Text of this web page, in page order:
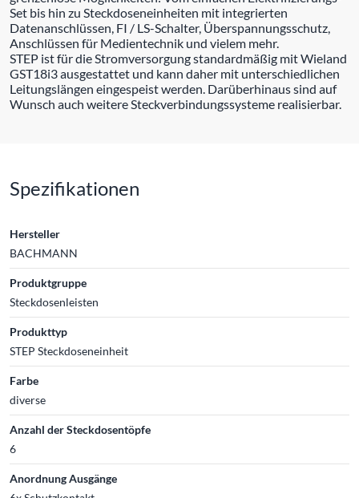
Set bis hin zu Steckdoseneinheiten mit integrierten
Datenanschlüssen, FI / LS-Schalter, Überspannungsschutz,
Anschlüssen für Medientechnik und vielem mehr.
STEP ist für die Stromversorgung standardmäßig mit Wieland
GST18i3 ausgestattet und kann daher mit unterschiedlichen
Leitungslängen eingespeist werden. Darüberhinaus sind auf
Wunsch auch weitere Steckverbindungssysteme realisierbar.
Spezifikationen
Hersteller
BACHMANN
Produktgruppe
Steckdosenleisten
Produkttyp
STEP Steckdoseneinheit
Farbe
diverse
Anzahl der Steckdosentöpfe
6
Anordnung Ausgänge